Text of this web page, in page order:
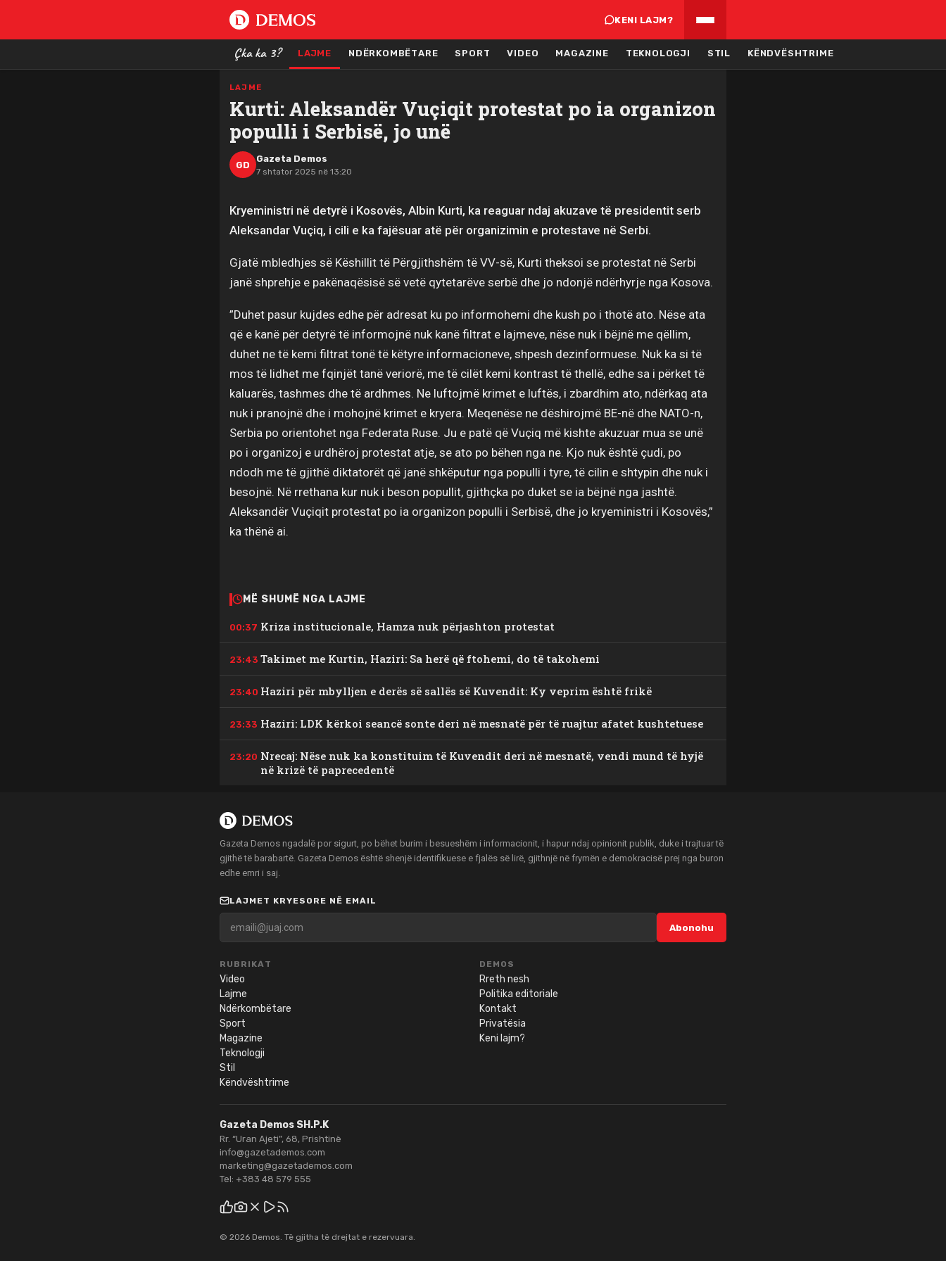
KENI LAJM?
Çka ka 3? LAJME NDËRKOMBËTARE SPORT VIDEO MAGAZINE TEKNOLOGJI STIL KËNDVËSHTRIME
LAJME
Kurti: Aleksandër Vuçiqit protestat po ia organizon
populli i Serbisë, jo unë
GD
Gazeta Demos
7 shtator 2025 në 13:20
Kryeministri në detyrë i Kosovës, Albin Kurti, ka reaguar ndaj akuzave të presidentit serb
Aleksandar Vuçiq, i cili e ka fajësuar atë për organizimin e protestave në Serbi.
Gjatë mbledhjes së Këshillit të Përgjithshëm të VV-së, Kurti theksoi se protestat në Serbi
janë shprehje e pakënaqësisë së vetë qytetarëve serbë dhe jo ndonjë ndërhyrje nga Kosova.
”Duhet pasur kujdes edhe për adresat ku po informohemi dhe kush po i thotë ato. Nëse ata
që e kanë për detyrë të informojnë nuk kanë filtrat e lajmeve, nëse nuk i bëjnë me qëllim,
duhet ne të kemi filtrat tonë të këtyre informacioneve, shpesh dezinformuese. Nuk ka si të
mos të lidhet me fqinjët tanë veriorë, me të cilët kemi kontrast të thellë, edhe sa i përket të
kaluarës, tashmes dhe të ardhmes. Ne luftojmë krimet e luftës, i zbardhim ato, ndërkaq ata
nuk i pranojnë dhe i mohojnë krimet e kryera. Meqenëse ne dëshirojmë BE-në dhe NATO-n,
Serbia po orientohet nga Federata Ruse. Ju e patë që Vuçiq më kishte akuzuar mua se unë
po i organizoj e urdhëroj protestat atje, se ato po bëhen nga ne. Kjo nuk është çudi, po
ndodh me të gjithë diktatorët që janë shkëputur nga populli i tyre, të cilin e shtypin dhe nuk i
besojnë. Në rrethana kur nuk i beson popullit, gjithçka po duket se ia bëjnë nga jashtë.
Aleksandër Vuçiqit protestat po ia organizon populli i Serbisë, dhe jo kryeministri i Kosovës,”
ka thënë ai.
MË SHUMË NGA LAJME
00:37 Kriza institucionale, Hamza nuk përjashton protestat
23:43 Takimet me Kurtin, Haziri: Sa herë që ftohemi, do të takohemi
23:40 Haziri për mbylljen e derës së sallës së Kuvendit: Ky veprim është frikë
23:33 Haziri: LDK kërkoi seancë sonte deri në mesnatë për të ruajtur afatet kushtetuese
23:20 Nrecaj: Nëse nuk ka konstituim të Kuvendit deri në mesnatë, vendi mund të hyjë
në krizë të paprecedentë
Gazeta Demos ngadalë por sigurt, po bëhet burim i besueshëm i informacionit, i hapur ndaj opinionit publik, duke i trajtuar të
gjithë të barabartë. Gazeta Demos është shenjë identifikuese e fjalës së lirë, gjithnjë në frymën e demokracisë prej nga buron
edhe emri i saj.
LAJMET KRYESORE NË EMAIL
Abonohu
RUBRIKAT
Video
Lajme
Ndërkombëtare
Sport
Magazine
Teknologji
Stil
Këndvështrime
DEMOS
Rreth nesh
Politika editoriale
Kontakt
Privatësia
Keni lajm?
Gazeta Demos SH.P.K
Rr. “Uran Ajeti”, 68, Prishtinë
info@gazetademos.com
marketing@gazetademos.com
Tel: +383 48 579 555
© 2026 Demos. Të gjitha të drejtat e rezervuara.